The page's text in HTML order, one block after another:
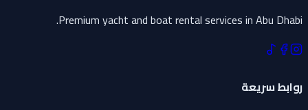
Premium yacht and boat rental services in Abu Dhabi.
روابط سريعة